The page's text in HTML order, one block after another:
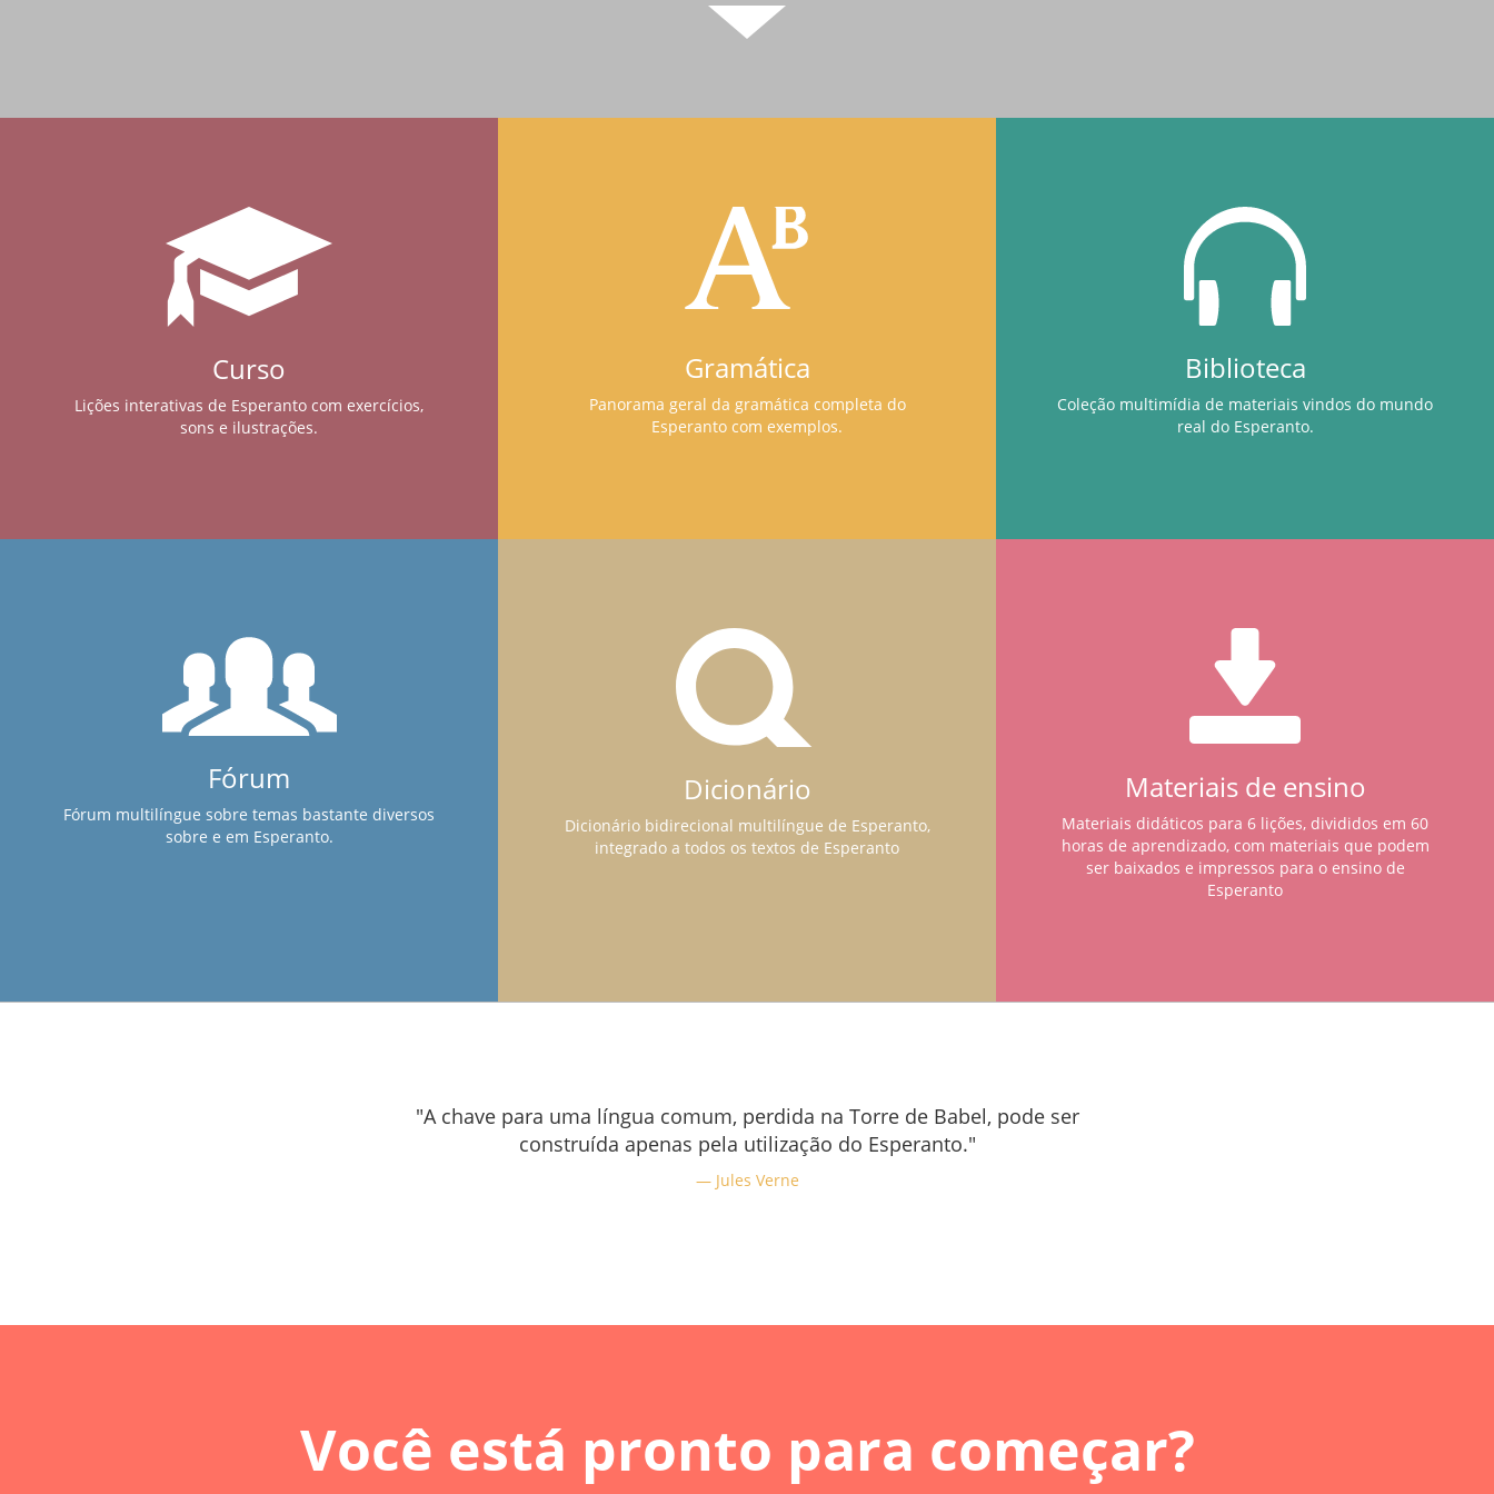
Curso
Lições interativas de Esperanto com exercícios,
sons e ilustrações.
Gramática
Panorama geral da gramática completa do
Esperanto com exemplos.
Biblioteca
Coleção multimídia de materiais vindos do mundo
real do Esperanto.
Fórum
Fórum multilíngue sobre temas bastante diversos
sobre e em Esperanto.
Dicionário
Dicionário bidirecional multilíngue de Esperanto,
integrado a todos os textos de Esperanto
Materiais de ensino
Materiais didáticos para 6 lições, divididos em 60
horas de aprendizado, com materiais que podem
ser baixados e impressos para o ensino de
Esperanto
"A chave para uma língua comum, perdida na Torre de Babel, pode ser
construída apenas pela utilização do Esperanto."
Jules Verne
Você está pronto para começar?